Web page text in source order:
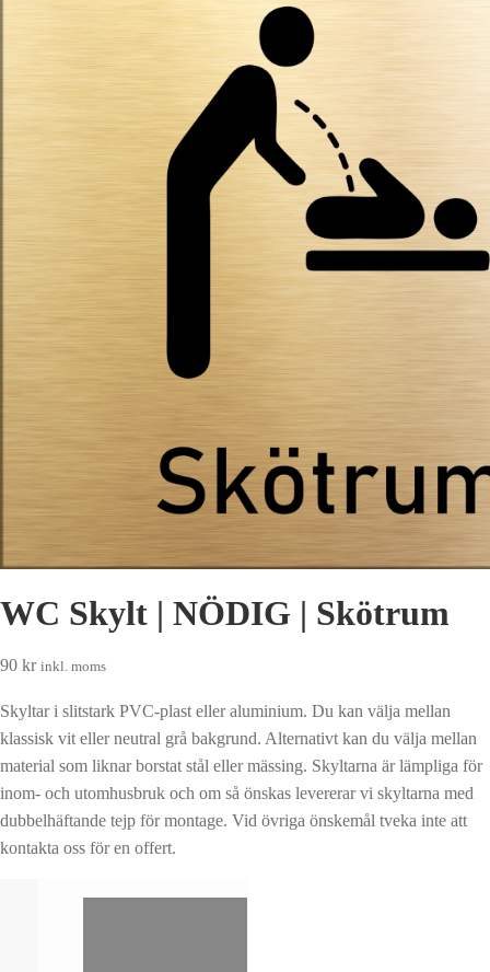
WC Skylt | NÖDIG | Skötrum
90 kr inkl. moms
Skyltar i slitstark PVC-plast eller aluminium. Du kan välja mellan
klassisk vit eller neutral grå bakgrund. Alternativt kan du välja mellan
material som liknar borstat stål eller mässing. Skyltarna är lämpliga för
inom- och utomhusbruk och om så önskas levererar vi skyltarna med
dubbelhäftande tejp för montage. Vid övriga önskemål tveka inte att
kontakta oss för en offert.